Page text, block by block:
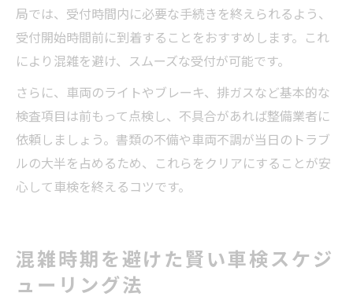
局では、受付時間内に必要な手続きを終えられるよう、
受付開始時間前に到着することをおすすめします。これ
により混雑を避け、スムーズな受付が可能です。
さらに、車両のライトやブレーキ、排ガスなど基本的な
検査項目は前もって点検し、不具合があれば整備業者に
依頼しましょう。書類の不備や車両不調が当日のトラブ
ルの大半を占めるため、これらをクリアにすることが安
心して車検を終えるコツです。
混雑時期を避けた賢い車検スケジ
ューリング法